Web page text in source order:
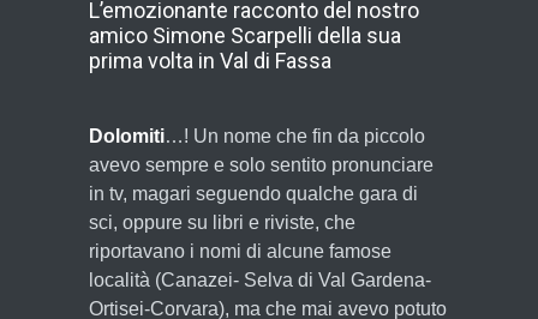
L’emozionante racconto del nostro
amico Simone Scarpelli della sua
prima volta in Val di Fassa
Dolomiti…! Un nome che fin da piccolo
avevo sempre e solo sentito pronunciare
in tv, magari seguendo qualche gara di
sci, oppure su libri e riviste, che
riportavano i nomi di alcune famose
località (Canazei- Selva di Val Gardena-
Ortisei-Corvara), ma che mai avevo potuto